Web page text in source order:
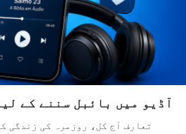
آڈیو میں بائبل سننے کے
تعارف آج کل، روزمرہ کی زندگی